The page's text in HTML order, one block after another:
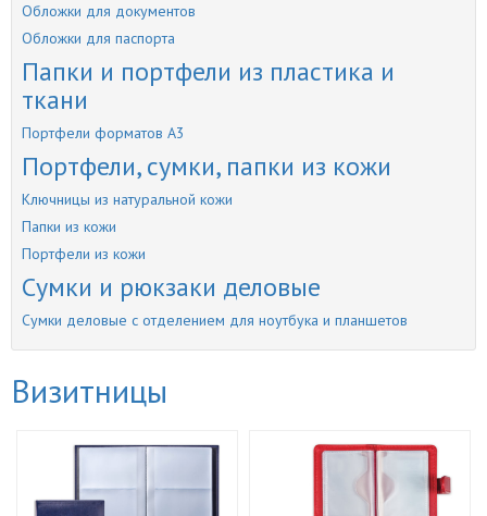
Обложки для документов
Обложки для паспорта
Папки и портфели из пластика и
ткани
Портфели форматов А3
Портфели, сумки, папки из кожи
Ключницы из натуральной кожи
Папки из кожи
Портфели из кожи
Сумки и рюкзаки деловые
Сумки деловые с отделением для ноутбука и планшетов
Визитницы